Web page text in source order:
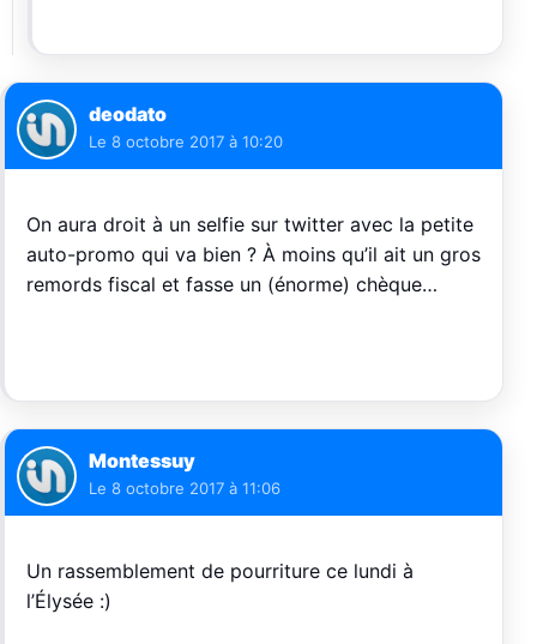
deodato
Le 8 octobre 2017 à 10:20
On aura droit à un selfie sur twitter avec la petite
auto-promo qui va bien ? À moins qu’il ait un gros
remords fiscal et fasse un (énorme) chèque…
Montessuy
Le 8 octobre 2017 à 11:06
Un rassemblement de pourriture ce lundi à
l’Élysée :)